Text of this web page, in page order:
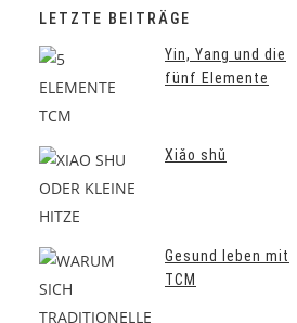
LETZTE BEITRÄGE
Yin, Yang und die
fünf Elemente
Xiǎo shǔ
Gesund leben mit
TCM